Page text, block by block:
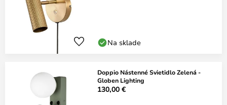
Na sklade
Doppio Nástenné Svietidlo Zelená -
Globen Lighting
130,00 €